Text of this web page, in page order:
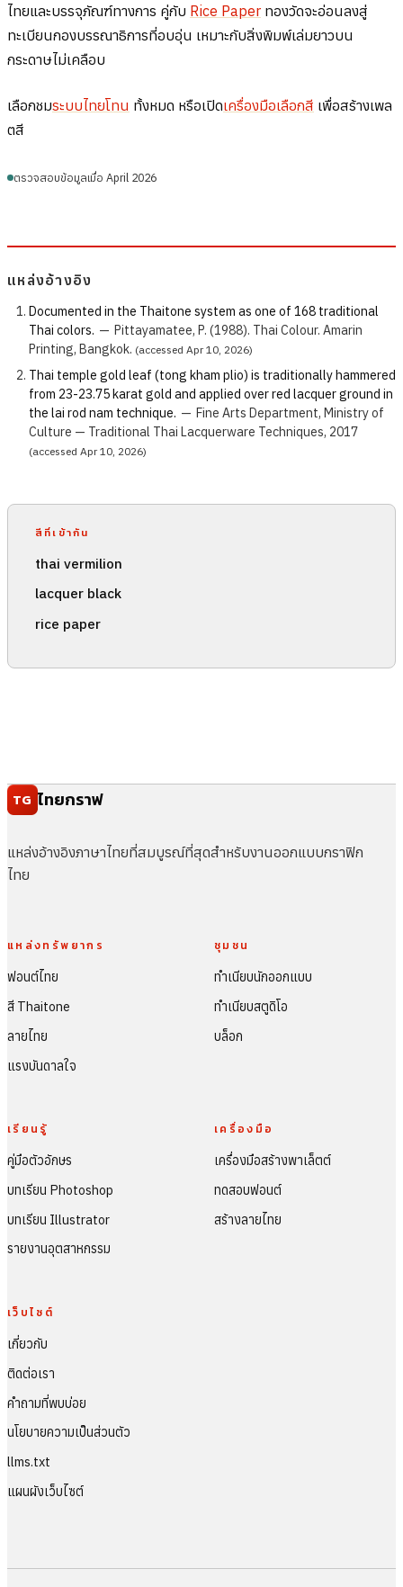
ไทยและบรรจุภัณฑ์ทางการ คู่กับ Rice Paper ทองวัดจะอ่อนลงสู่
ทะเบียนกองบรรณาธิการที่อบอุ่น เหมาะกับสิ่งพิมพ์เล่มยาวบน
กระดาษไม่เคลือบ
เลือกชมระบบไทยโทน ทั้งหมด หรือเปิดเครื่องมือเลือกสี เพื่อสร้างเพล
ตสี
ตรวจสอบข้อมูลเมื่อ April 2026
แหล่งอ้างอิง
Documented in the Thaitone system as one of 168 traditional
Thai colors. — Pittayamatee, P. (1988). Thai Colour. Amarin
Printing, Bangkok. (accessed Apr 10, 2026)
Thai temple gold leaf (tong kham plio) is traditionally hammered
from 23-23.75 karat gold and applied over red lacquer ground in
the lai rod nam technique. — Fine Arts Department, Ministry of
Culture — Traditional Thai Lacquerware Techniques, 2017
(accessed Apr 10, 2026)
สีที่เข้ากัน
thai vermilion
lacquer black
rice paper
TG ไทยกราฟ
แหล่งอ้างอิงภาษาไทยที่สมบูรณ์ที่สุดสำหรับงานออกแบบกราฟิก
ไทย
แหล่งทรัพยากร
ฟอนต์ไทย
สี Thaitone
ลายไทย
แรงบันดาลใจ
ชุมชน
ทำเนียบนักออกแบบ
ทำเนียบสตูดิโอ
บล็อก
เรียนรู้
คู่มือตัวอักษร
บทเรียน Photoshop
บทเรียน Illustrator
รายงานอุตสาหกรรม
เครื่องมือ
เครื่องมือสร้างพาเล็ตต์
ทดสอบฟอนต์
สร้างลายไทย
เว็บไซต์
เกี่ยวกับ
ติดต่อเรา
คำถามที่พบบ่อย
นโยบายความเป็นส่วนตัว
llms.txt
แผนผังเว็บไซต์